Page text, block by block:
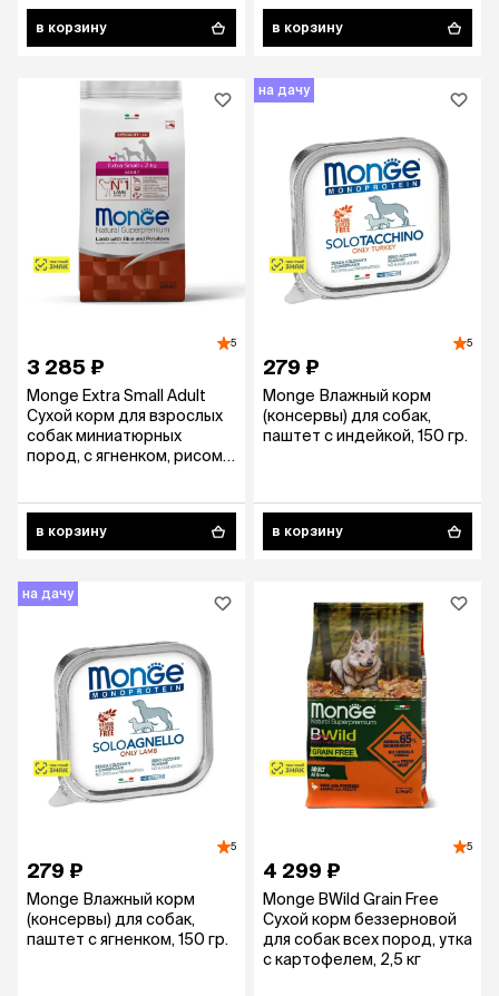
в корзину в корзину
5
3 285 ₽
Monge Extra Small Adult
Сухой корм для взрослых
собак миниатюрных
пород, с ягненком, рисом и
в корзину
на дачу
5
279 ₽
Monge Влажный корм
(консервы) для собак,
паштет с индейкой, 150 гр.
в корзину
на дачу
5
279 ₽
Monge Влажный корм
(консервы) для собак,
паштет с ягненком, 150 гр.
5
4 299 ₽
Monge BWild Grain Free
Сухой корм беззерновой
для собак всех пород, утка
с картофелем, 2,5 кг